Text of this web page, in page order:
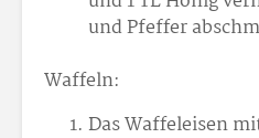
und Pfeffer
Waffeln:
Das Waffeleisen